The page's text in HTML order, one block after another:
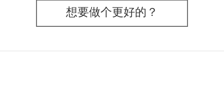
想要做个更好的？